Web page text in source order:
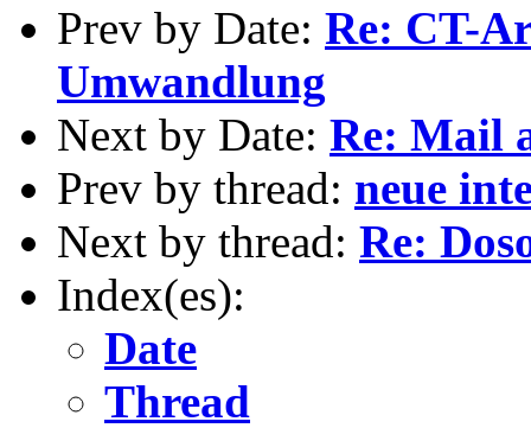
Prev by Date: Re: CT-
Umwandlung
Next by Date: Re: Mail
Prev by thread: neue
Next by thread: Re:
Index(es):
Date
Thread